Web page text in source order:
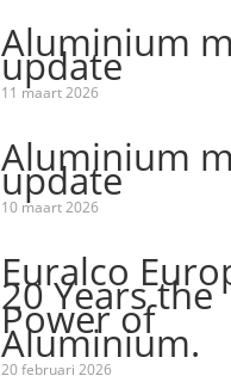
Aluminium
update
11 maart 2026
Aluminium
update
10 maart 2026
Euralco
20 Years the
Power of
Aluminium.
20 februari 2026